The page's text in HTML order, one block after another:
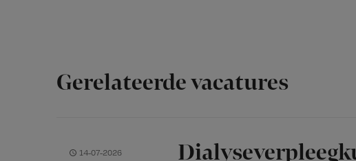
Gerelateerde vacatures
14-07-2026